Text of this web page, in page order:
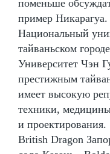
поменьше
пример Никарагуа.
Национальный
тайваньском
Университет Чэн
престижным
имеет высокую
техники,
и проектирования.
British Dragon